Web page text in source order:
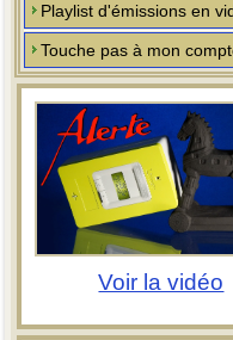
Playlist d'émissions en
Touche pas à mon
Voir la vidéo